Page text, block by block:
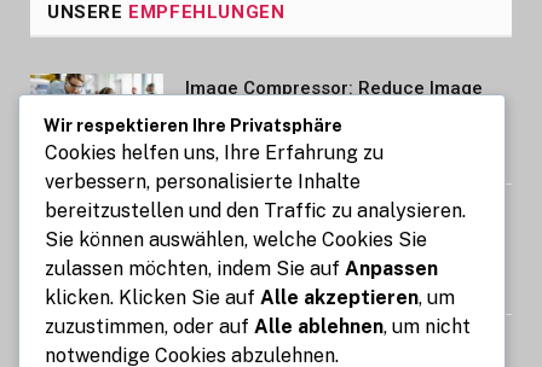
UNSERE EMPFEHLUNGEN
Image Compressor: Reduce Image
Size Without Losing Quality for Free
AUGUST 6, 2026
Auto mit Fahrer in Südindien Kosten
und wichtige Informationen
AUGUST 6, 2026
STIG ROCK Erfahrungen Deutsch
Wir respektieren Ihre Privatsphäre
Cookies helfen uns, Ihre Erfahrung zu
verbessern, personalisierte Inhalte
bereitzustellen und den Traffic zu analysieren.
Sie können auswählen, welche Cookies Sie
zulassen möchten, indem Sie auf Anpassen
klicken. Klicken Sie auf Alle akzeptieren, um
zuzustimmen, oder auf Alle ablehnen, um nicht
notwendige Cookies abzulehnen.